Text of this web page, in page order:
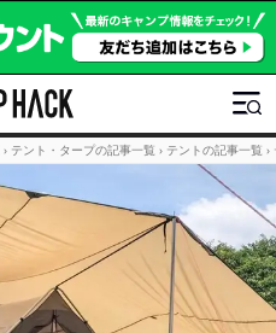
› テント・タープの記事一覧 › テントの記事一覧 ›